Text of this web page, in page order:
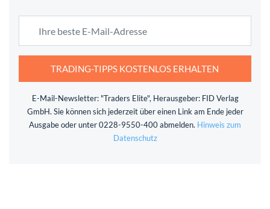
TRADING-TIPPS KOSTENLOS ERHALTEN
E-Mail-Newsletter: "Traders Elite", Herausgeber: FID Verlag
GmbH. Sie können sich jederzeit über einen Link am Ende jeder
Ausgabe oder unter 0228-9550-400 abmelden. Hinweis zum
Datenschutz